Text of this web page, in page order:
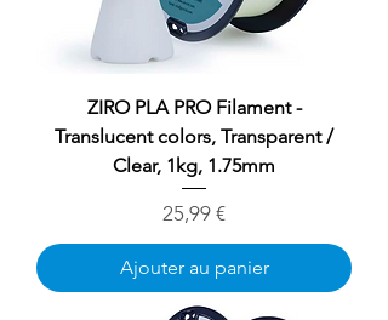
ZIRO PLA PRO Filament -
Translucent colors, Transparent /
Clear, 1kg, 1.75mm
Prix
25,99 €
Ajouter au panier